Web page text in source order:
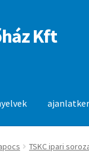
Kft
TSKC ipari